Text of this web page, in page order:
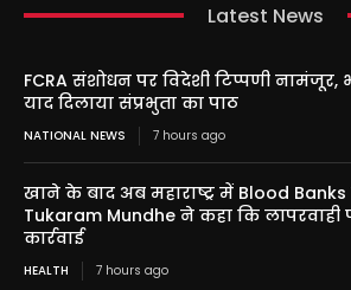
Latest News
FCRA संशोधन पर विदेशी टिप्पणी
याद दिलाया संप्रभुता का पाठ
NATIONAL NEWS 7 hours ago
खाने के बाद अब महाराष्ट्र में Blood
Tukaram Mundhe ने कहा कि लापरवाही
कार्रवाई
HEALTH 7 hours ago